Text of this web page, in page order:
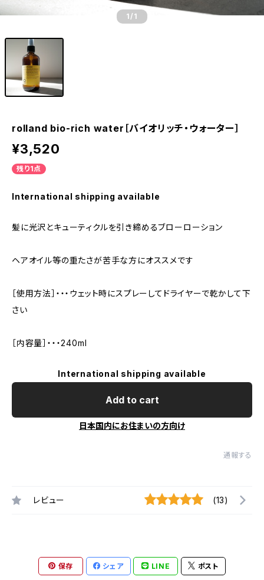
1/1
rolland bio-rich water［バイオリッチ・ウォーター］
¥3,520
残り1点
International shipping available
髪に光沢とキューティクルを引き締めるブローローション
ヘアオイル等の重たさが苦手な方にオススメです
［使用方法］・・・ウェット時にスプレーしてドライヤーで乾かして下
さい
［内容量］・・・240ml
International shipping available
Add to cart
日本国内にお住まいの方向け
通報する
レビュー (13)
保存 シェア LINE ポスト